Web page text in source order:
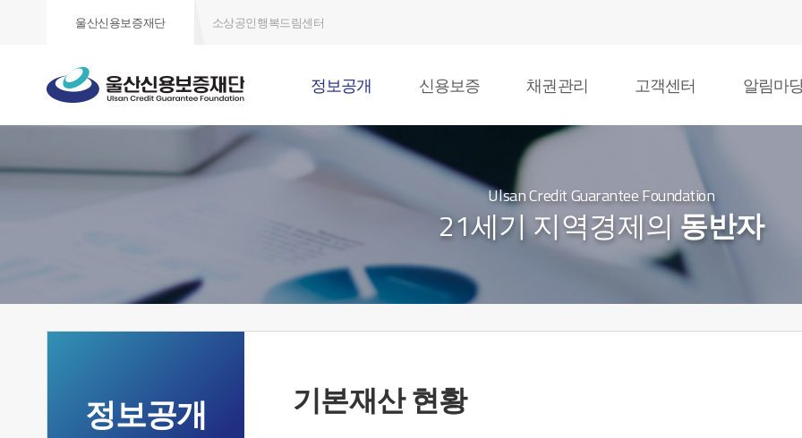
울산신용보증재단 소상공인행복드림센터
정보공개 신용보증 채권관리 고객센터 알림마
Ulsan Credit Guarantee Foundation
21세기 지역경제의 동반자
정보공개 기본재산 현황